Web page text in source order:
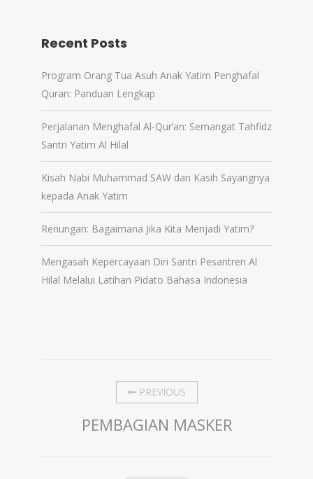
Recent Posts
Program Orang Tua Asuh Anak Yatim Penghafal
Quran: Panduan Lengkap
Perjalanan Menghafal Al-Qur’an: Semangat Tahfidz
Santri Yatim Al Hilal
Kisah Nabi Muhammad SAW dan Kasih Sayangnya
kepada Anak Yatim
Renungan: Bagaimana Jika Kita Menjadi Yatim?
Mengasah Kepercayaan Diri Santri Pesantren Al
Hilal Melalui Latihan Pidato Bahasa Indonesia
PREVIOUS
PEMBAGIAN MASKER